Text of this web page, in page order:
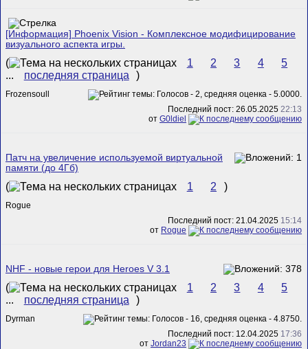
[Информация] Phoenix Vision - Комплексное модифицирование
визуального аспекта игры.
( 1 2 3 4
5
...
последняя страница )
Frozensoull
Последний пост: 26.05.2025 22:13
от G0ldiel
Патч на увеличение используемой виртуальной
памяти (до 4Гб)
( 1 2 )
Rogue
Последний пост: 21.04.2025 15:14
от Rogue
NHF - новые герои для Heroes V 3.1
( 1 2 3 4
5
...
последняя страница )
Dyrman
Последний пост: 12.04.2025 17:36
от Jordan23